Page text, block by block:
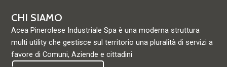
CHI SIAMO
Acea Pinerolese Industriale Spa è una moderna struttura
multi utility che gestisce sul territorio una pluralità di servizi a
favore di Comuni, Aziende e cittadini